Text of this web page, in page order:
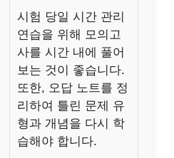
시험 당일 시간 관리
연습을 위해 모의고
사를 시간 내에 풀어
보는 것이 좋습니다.
또한, 오답 노트를 정
리하여 틀린 문제 유
형과 개념을 다시 학
습해야 합니다.